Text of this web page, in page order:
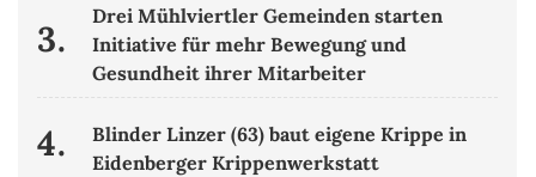
3.
Drei Mühlviertler Gemeinden starten
Initiative für mehr Bewegung und
Gesundheit ihrer Mitarbeiter
4.
Blinder Linzer (63) baut eigene Krippe in
Eidenberger Krippenwerkstatt